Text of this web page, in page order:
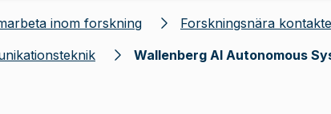
inom forskning
Forskningsnära
Wallenberg AI Autonomous